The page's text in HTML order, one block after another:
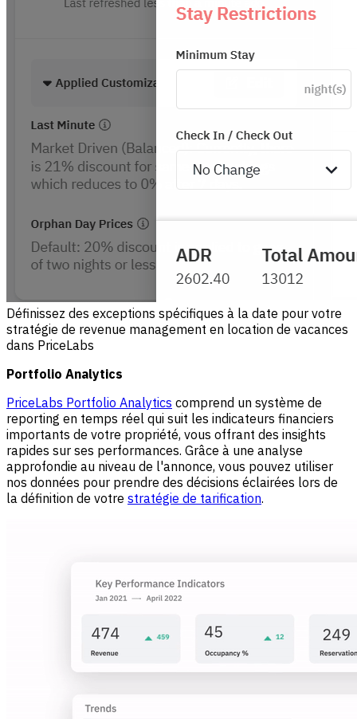
Définissez des exceptions spécifiques à la date pour votre
stratégie de revenue management en location de vacances
dans PriceLabs
Portfolio Analytics
PriceLabs Portfolio Analytics comprend un système de
reporting en temps réel qui suit les indicateurs financiers
importants de votre propriété, vous offrant des insights
rapides sur ses performances. Grâce à une analyse
approfondie au niveau de l'annonce, vous pouvez utiliser
nos données pour prendre des décisions éclairées lors de
la définition de votre stratégie de tarification.